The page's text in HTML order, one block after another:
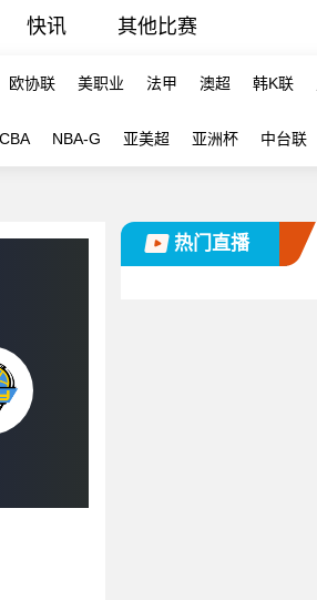
快讯 其他比赛
欧协联 美职业 法甲 澳超 韩K联
NBA-G 亚美超 亚洲杯 中台联
热门直播